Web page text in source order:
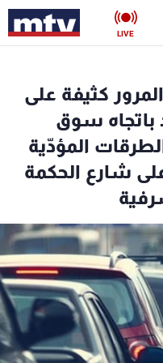
LIVE
كثيفة على
باتجاه سوق
المؤدّية
شارع الحكمة